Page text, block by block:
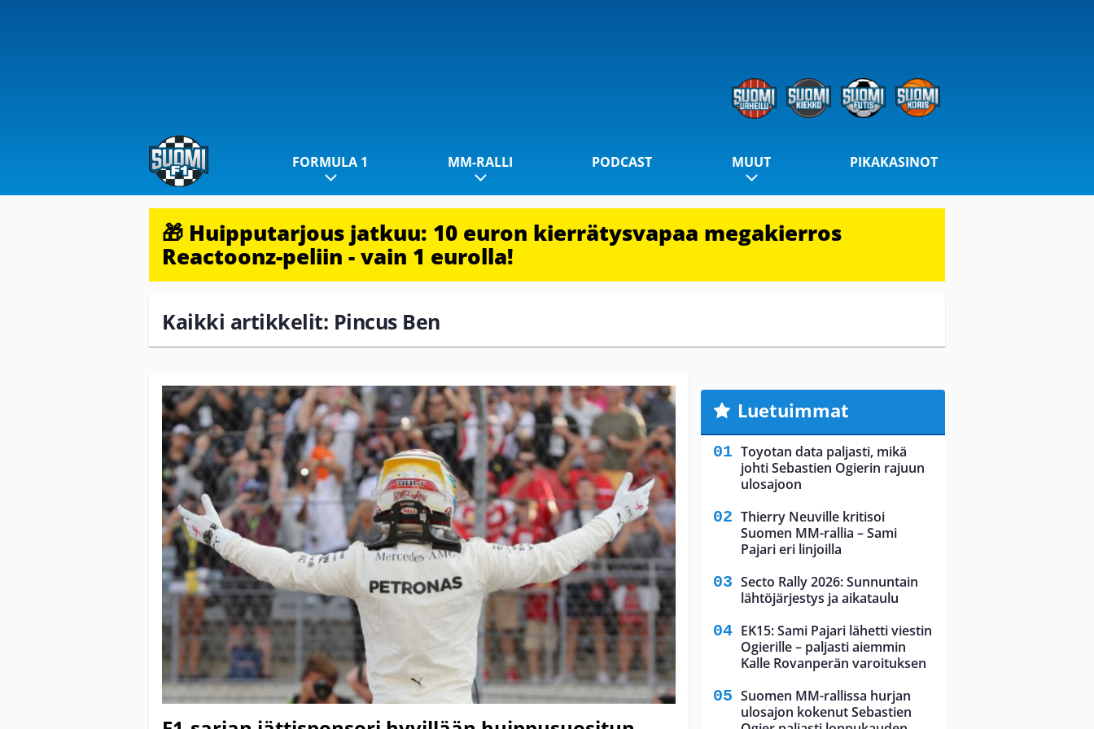
FORMULA 1 MM-RALLI PODCAST MUUT PIKAKASINOT
🎁 Huipputarjous jatkuu: 10 euron kierrätysvapaa megakierros
Reactoonz-peliin - vain 1 eurolla!
Kaikki artikkelit: Pincus Ben
Luetuimmat
Toyotan data paljasti, mikä
johti Sebastien Ogierin rajuun
ulosajoon
Thierry Neuville kritisoi
Suomen MM-rallia – Sami
Pajari eri linjoilla
Secto Rally 2026: Sunnuntain
lähtöjärjestys ja aikataulu
EK15: Sami Pajari lähetti viestin
Ogierille – paljasti aiemmin
Kalle Rovanperän varoituksen
Suomen MM-rallissa hurjan
ulosajon kokenut Sebastien